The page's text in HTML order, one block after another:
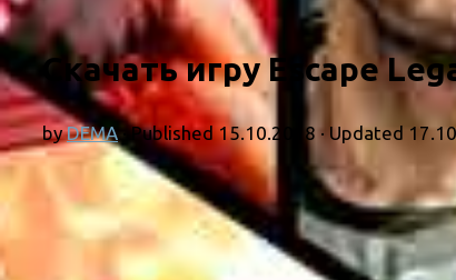
Скачать игру Escape
byDEMA · Published15.10.2018 · Updated